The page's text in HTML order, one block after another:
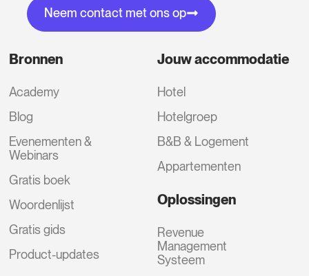
Neem contact met ons op
Bronnen
Academy
Blog
Evenementen &
Webinars
Gratis boek
Woordenlijst
Gratis gids
Product-updates
Jouw accommodatie
Hotel
Hotelgroep
B&B & Logement
Appartementen
Oplossingen
Revenue
Management
Systeem